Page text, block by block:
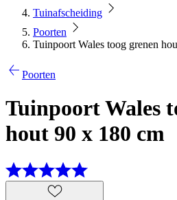
Tuinafscheiding
Poorten
Tuinpoort Wales toog grenen
Poorten
Tuinpoort Wales
hout 90 x 180 cm